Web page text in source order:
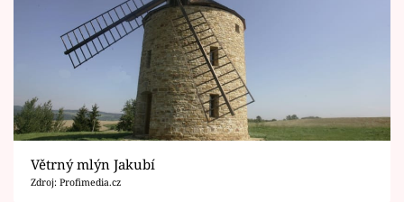
Větrný mlýn Jakubí
Zdroj: Profimedia.cz